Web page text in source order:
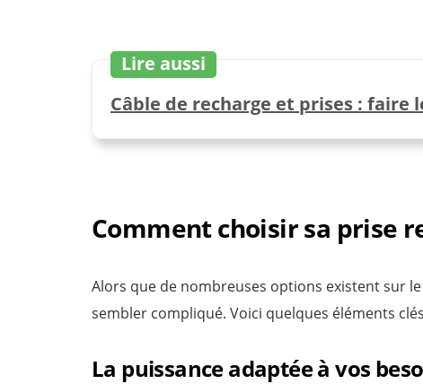
Lire aussi
Câble de recharge et prises : faire
Comment choisir sa prise
Alors que de nombreuses options existent sur
sembler compliqué. Voici quelques éléments
La puissance adaptée à vos